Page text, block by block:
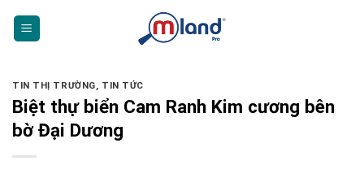
TIN THỊ TRƯỜNG, TIN TỨC
Biệt thự biển Cam Ranh Kim cương bên
bờ Đại Dương